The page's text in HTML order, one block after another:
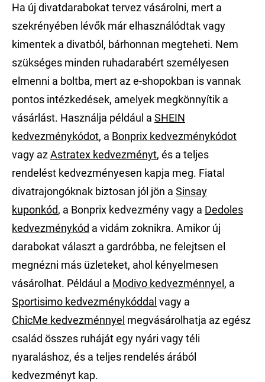
Ha új divatdarabokat tervez vásárolni, mert a
szekrényében lévők már elhasználódtak vagy
kimentek a divatból, bárhonnan megteheti. Nem
szükséges minden ruhadarabért személyesen
elmenni a boltba, mert az e-shopokban is vannak
pontos intézkedések, amelyek megkönnyítik a
vásárlást. Használja például a SHEIN
kedvezménykódot, a Bonprix kedvezménykódot
vagy azAstratex kedvezményt, és a teljes
rendelést kedvezményesen kapja meg. Fiatal
divatrajongóknak biztosan jól jön a Sinsay
kuponkód, a Bonprix kedvezmény vagy a Dedoles
kedvezménykód a vidám zoknikra. Amikor új
darabokat választ a gardróbba, ne felejtsen el
megnézni más üzleteket, ahol kényelmesen
vásárolhat. Például a Modivo kedvezménnyel , a
Sportisimo kedvezménykóddal vagy a
ChicMe kedvezménnyel megvásárolhatja az egész
család összes ruháját egy nyári vagy téli
nyaraláshoz, és a teljes rendelés árából
kedvezményt kap.